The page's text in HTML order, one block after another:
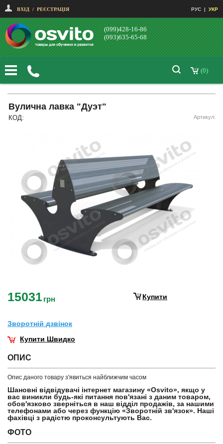
ВХІД / РЕЄСТРАЦІЯ РУС | УКР
(099)428-16-86
(093)635-65-68
(0)
Вулична лавка "Дуэт"
КОД: Артикул:
15031грн Купити
Зворотнiй дзвiнок
Купити Швидко
ОПИС
Опис даного товару з'явиться найближчим часом
Шановні відвідувачі інтернет магазину «Osvito», якщо у
вас виникли будь-які питання пов'язані з даним товаром,
обов'язково зверніться в наш відділ продажів, за нашими
телефонами або через функцію «Зворотній зв'язок». Наші
фахівці з радістю проконсультують Вас.
ФОТО